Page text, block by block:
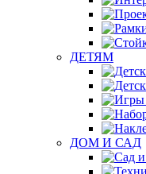
ДЕТЯМ
ДОМ И САД